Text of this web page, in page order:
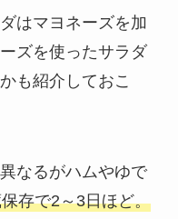
はマヨネーズを加
ズを使ったサラダ
も紹介しておこ
なるがハムやゆで
存で2～3日ほど。